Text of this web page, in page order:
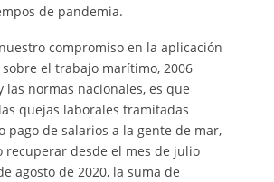
de pandemia.
compromiso en la aplicación
el trabajo marítimo, 2006
las normas nacionales, es que
quejas laborales tramitadas
pago de salarios a la gente de mar,
recuperar desde el mes de julio
agosto de 2020, la suma de